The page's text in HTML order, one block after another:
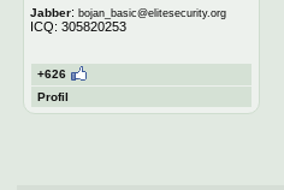
Jabber: bojan_basic@elitesecurity.org
ICQ: 305820253
+626
Profil